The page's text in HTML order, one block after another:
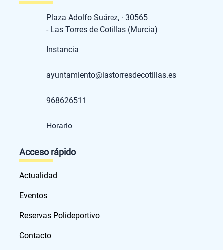
Plaza Adolfo Suárez, · 30565
- Las Torres de Cotillas (Murcia)
Instancia
ayuntamiento@lastorresdecotillas.es
968626511
Horario
Acceso rápido
Actualidad
Eventos
Reservas Polideportivo
Contacto